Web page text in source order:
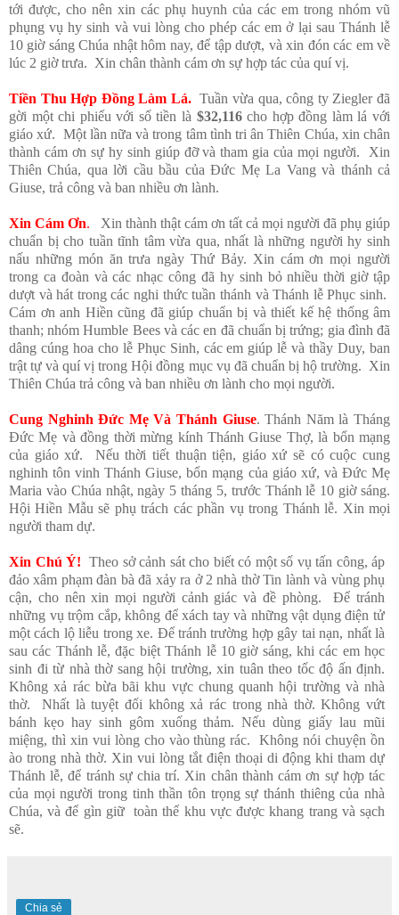
tới được, cho nên xin các phụ huynh của các em trong nhóm vũ
phụng vụ hy sinh và vui lòng cho phép các em ở lại sau Thánh lễ
10 giờ sáng Chúa nhật hôm nay, để tập dượt, và xin đón các em về
lúc 2 giờ trưa. Xin chân thành cám ơn sự hợp tác của quí vị.
Tiền Thu Hợp ĐồngLàm Lá. Tuần vừa qua, công ty Ziegler đã
gời một chi phiếu với số tiền là $32,116cho hợp đồng làm lá với
giáo xứ. Một lần nữa và trong tâm tình tri ân Thiên Chúa, xin chân
thành cám ơn sự hy sinh giúp đỡ và tham gia của mọi người. Xin
Thiên Chúa, qua lời cầu bầu của Đức Mẹ La Vang và thánh cả
Giuse, trả công và ban nhiều ơn lành.
Xin Cám Ơn. Xin thành thật cám ơn tất cả mọi người đã phụ giúp
chuẩn bị cho tuần tĩnh tâm vừa qua, nhất là những người hy sinh
nấu những món ăn trưa ngày Thứ Bảy. Xin cám ơn mọi người
trong ca đoàn và các nhạc công đã hy sinh bỏ nhiều thời giờ tập
dượt và hát trong các nghi thức tuần thánh và Thánh lễ Phục sinh.
Cám ơn anh Hiền cũng đã giúp chuẩn bị và thiết kế hệ thống âm
thanh; nhóm Humble Bees và các en đã chuẩn bị trứng; gia đình đã
dâng cúng hoa cho lễ Phục Sinh, các em giúp lễ và thầy Duy, ban
trật tự và quí vị trong Hội đồng mục vụ đã chuẩn bị hộ trường. Xin
Thiên Chúa trả công và ban nhiều ơn lành cho mọi người.
Cung Nghinh Đức Mẹ Và Thánh Giuse. Thánh Năm là Tháng
Đức Mẹ và đồng thời mừng kính Thánh Giuse Thợ, là bổn mạng
của giáo xứ. Nếu thời tiết thuận tiện, giáo xứ sẽ có cuộc cung
nghinh tôn vinh Thánh Giuse, bổn mạng của giáo xứ, và Đức Mẹ
Maria vào Chúa nhật, ngày 5 tháng 5, trước Thánh lễ 10 giờ sáng.
Hội Hiền Mẫu sẽ phụ trách các phần vụ trong Thánh lễ. Xin mọi
người tham dự.
Xin Chú Ý! Theo sở cảnh sát cho biết có một số vụ tấn công, áp
đảo xâm phạm đàn bà đã xảy ra ở 2 nhà thờ Tin lành và vùng phụ
cận, cho nên xin mọi người cảnh giác và đề phòng. Để tránh
những vụ trộm cắp, không để xách tay và những vật dụng điện tử
một cách lộ liễu trong xe. Để tránh trường hợp gây tai nạn, nhất là
sau các Thánh lễ, đặc biệt Thánh lễ 10 giờ sáng, khi các em học
sinh đi từ nhà thờ sang hội trường, xin tuân theo tốc độ ấn định.
Không xả rác bừa bãi khu vực chung quanh hội trường và nhà
thờ. Nhất là tuyệt đối không xả rác trong nhà thờ. Không vứt
bánh kẹo hay sinh gôm xuống thảm. Nếu dùng giấy lau mũi
miệng, thì xin vui lòng cho vào thùng rác. Không nói chuyện ồn
ào trong nhà thờ. Xin vui lòng tắt điện thoại di động khi tham dự
Thánh lễ, để tránh sự chia trí. Xin chân thành cám ơn sự hợp tác
của mọi người trong tinh thần tôn trọng sự thánh thiêng của nhà
Chúa, và để gìn giữ toàn thể khu vực được khang trang và sạch
sẽ.
Chia sẻ